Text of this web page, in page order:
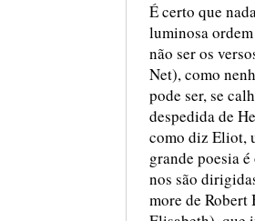
É certo que
luminosa
não ser os
Net), como
pode ser, se
despedida de
como diz Eliot,
grande poesia
nos são
more de